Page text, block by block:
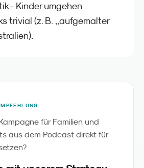
- Kinder umgehen
trivial (z. B. „aufgemalter
für Familien und
aus dem Podcast direkt für